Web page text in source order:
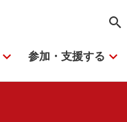
search
expand_more 参加・支援する expand_more